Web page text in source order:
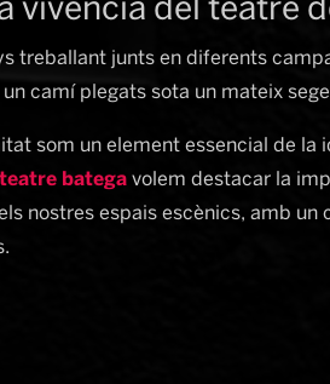
vivència del teatre
treballant junts en diferents
camí plegats sota un mateix
som un element essencial de
batega volem destacar la
nostres espais escènics, amb